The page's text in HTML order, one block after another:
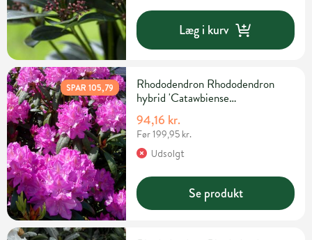
Læg i kurv
SPAR 105,79
Rhododendron Rhododendron
hybrid 'Catawbiense
Grandiflorum' H30-40 cm 5 liter
potte
94,16 kr.
Før 199,95 kr.
Udsolgt
Se produkt